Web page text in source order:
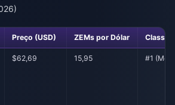
Preço (USD) ZEMs por Dólar
$62,69 15,95 #1